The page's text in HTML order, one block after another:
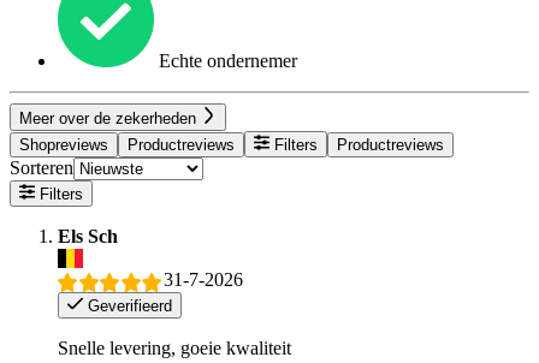
Echte ondernemer
Meer over de zekerheden
Shopreviews
Productreviews Filters Productreviews
Sorteren
Filters
Els Sch
31-7-2026
Geverifieerd
Snelle levering, goeie kwaliteit